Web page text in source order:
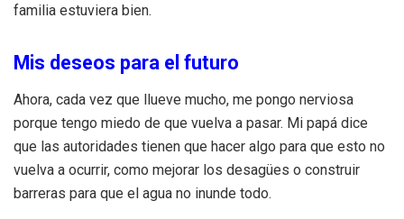
familia estuviera bien.
Mis deseos para el futuro
Ahora, cada vez que llueve mucho, me pongo nerviosa
porque tengo miedo de que vuelva a pasar. Mi papá dice
que las autoridades tienen que hacer algo para que esto no
vuelva a ocurrir, como mejorar los desagües o construir
barreras para que el agua no inunde todo.